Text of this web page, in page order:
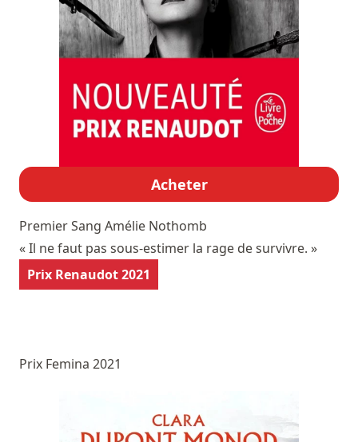
Acheter
Premier Sang Amélie Nothomb
« Il ne faut pas sous-estimer la rage de survivre. »
Prix Renaudot 2021
Prix Femina 2021